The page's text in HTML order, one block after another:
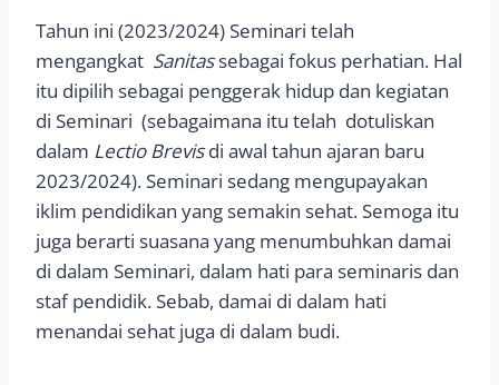
Tahun ini (2023/2024) Seminari telah
mengangkat Sanitassebagai fokus perhatian. Hal
itu dipilih sebagai penggerak hidup dan kegiatan
di Seminari (sebagaimana itu telah dotuliskan
dalam Lectio Brevisdi awal tahun ajaran baru
2023/2024). Seminari sedang mengupayakan
iklim pendidikan yang semakin sehat. Semoga itu
juga berarti suasana yang menumbuhkan damai
di dalam Seminari, dalam hati para seminaris dan
staf pendidik. Sebab, damai di dalam hati
menandai sehat juga di dalam budi.